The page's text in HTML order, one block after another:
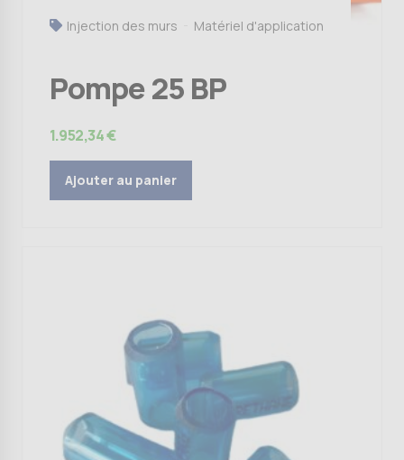
Injection des murs Matériel d'application
Pompe 25 BP
1.952,34€
Ajouter au panier